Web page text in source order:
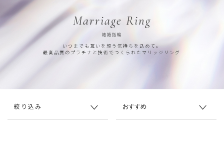
Marriage Ring
結婚指輪
いつまでも互いを想う気持ちを込めて。
最高品質のプラチナと技術でつくられたマリッジリング
絞り込み